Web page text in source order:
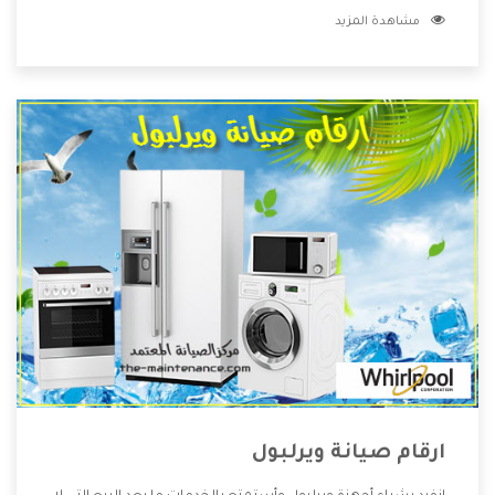
الشركة بها والتى تكون منها خدمة الصيانة التى تكون من أهم
وأقوى الأسعار التى تكون مناسبة لكثير من العملاء
مشاهدة المزيد
ارقام صيانة ويرلبول